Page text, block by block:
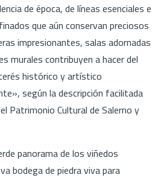
de época, de líneas esenciales e
que aún conservan preciosos
impresionantes, salas adornadas
murales contribuyen a hacer del
histórico y artístico
según la descripción facilitada
Patrimonio Cultural de Salerno y
panorama de los viñedos
bodega de piedra viva para